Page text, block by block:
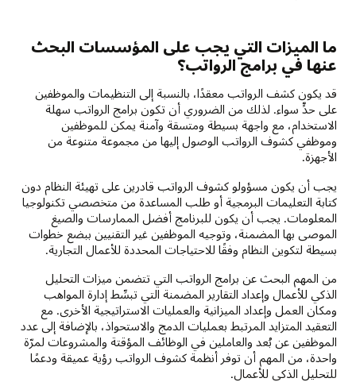
ما الميزات التي يجب على المؤسسات البحث
عنها في برامج الرواتب؟
قد يكون كشف الرواتب معقدًا، بالنسبة إلى التنظيمات والموظفين
على حدٍّ سواء. لذلك من الضروري أن تكون برامج الرواتب سهلة
الاستخدام، مع واجهة بسيطة ومتسقة وآمنة يمكن للموظفين
وموظفي كشوف الرواتب الوصول إليها من مجموعة متنوعة من
الأجهزة.
يجب أن يكون مسؤولو كشوف الرواتب قادرين على تهيئة النظام دون
كتابة التعليمات البرمجية أو طلب المساعدة من متخصصي تكنولوجيا
المعلومات. يجب أن يكون للبرنامج أفضل الممارسات والصيغ
الموصى بها المضمنة، وتوجيه الموظفين غير التقنيين ببضع خطوات
بسيطة لتكوين النظام وفقًا للاحتياجات المحددة للأعمال التجارية.
من المهم البحث عن برامج الرواتب التي تتضمن ميزات التحليل
الذكي للأعمال وإعداد التقارير المضمنة التي تبسِّط إدارة المواهب
ومكان العمل وإعداد الميزانية والعمليات الاستراتيجية الأخرى. مع
التعقيد المتزايد المرتبط بعمليات الدمج والاستحواذ، بالإضافة إلى عدد
الموظفين عن بُعد والعاملين في الوظائف المؤقتة والمشروعات لمرّة
واحدة، من المهم أن توفر أنظمة كشوف الرواتب رؤية عميقة ودعمًا
للتحليل الذكي للأعمال.